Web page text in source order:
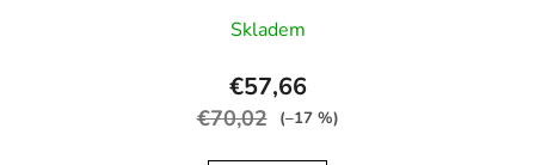
Skladem
€57,66
€70,02 (–17 %)